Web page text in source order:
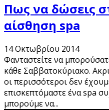
Πως να δώσεις
αίσθηση spa
14 Οκτωβρίου 2014
Φανταστείτε να
κάθε Σαββατοκύριακο.
οι περισσότεροι δεν
επισκεπτόμαστε ένα spa
μπορούμε να...